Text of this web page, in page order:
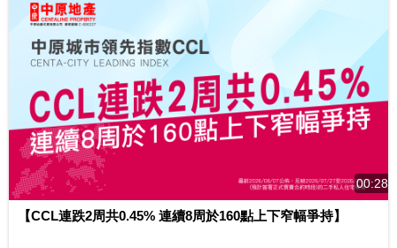
00:28
【CCL連跌2周共0.45% 連續8周於160點上下窄幅爭持】